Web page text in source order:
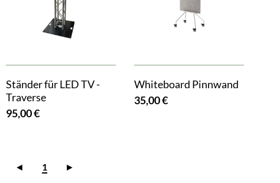
Ständer für LED TV -
Traverse
95,00 €
Whiteboard Pinnwand
35,00 €
◄ 1 ►